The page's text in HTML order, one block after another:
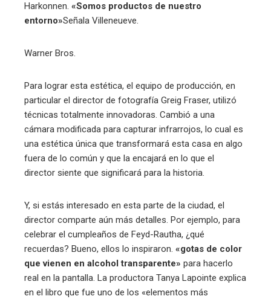
Harkonnen. «Somos productos de nuestro
entorno»Señala Villeneueve.
Warner Bros.
Para lograr esta estética, el equipo de producción, en
particular el director de fotografía Greig Fraser, utilizó
técnicas totalmente innovadoras. Cambió a una
cámara modificada para capturar infrarrojos, lo cual es
una estética única que transformará esta casa en algo
fuera de lo común y que la encajará en lo que el
director siente que significará para la historia.
Y, si estás interesado en esta parte de la ciudad, el
director comparte aún más detalles. Por ejemplo, para
celebrar el cumpleaños de Feyd-Rautha, ¿qué
recuerdas? Bueno, ellos lo inspiraron. «gotas de color
que vienen en alcohol transparente» para hacerlo
real en la pantalla. La productora Tanya Lapointe explica
en el libro que fue uno de los «elementos más